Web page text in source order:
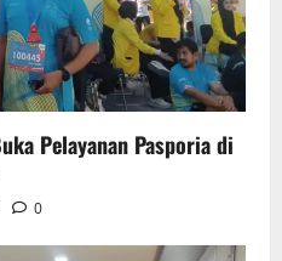
Pelayanan Pasporia di
0